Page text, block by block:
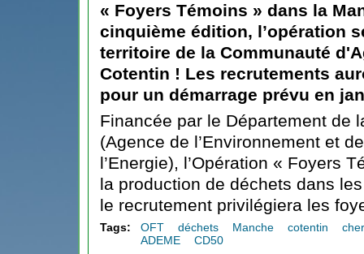
« Foyers Témoins » dans la
cinquième édition, l’opération
territoire de la Communauté
Cotentin ! Les recrutements
pour un démarrage prévu en
Financée par le Département de
(Agence de l’Environnement et
l’Energie), l’Opération « Foyers
la production de déchets dans
le recrutement privilégiera les
Tags: OFT déchets Manche cotentin
ADEME
CD50